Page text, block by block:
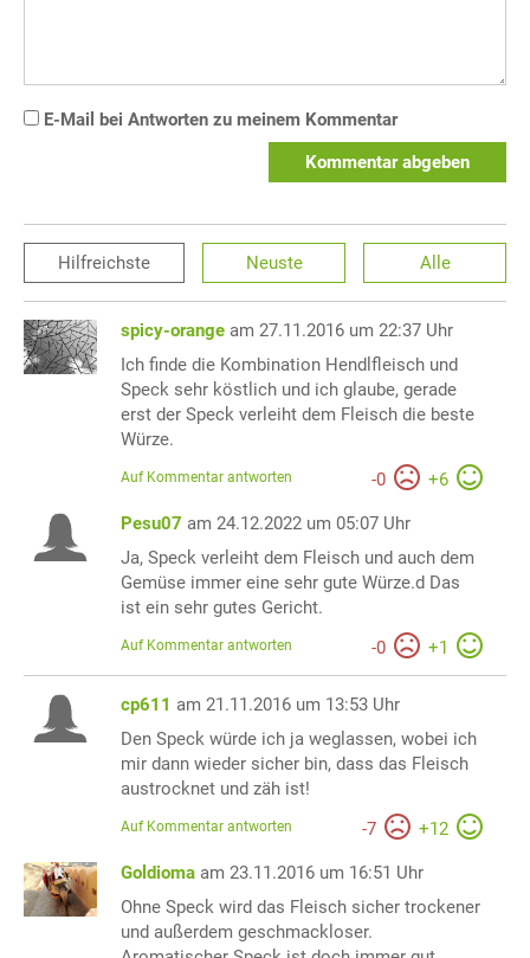
E-Mail bei Antworten zu meinem Kommentar
Kommentar abgeben
Hilfreichste Neuste Alle
spicy-orange am 27.11.2016 um 22:37 Uhr
Ich finde die Kombination Hendlfleisch und
Speck sehr köstlich und ich glaube, gerade
erst der Speck verleiht dem Fleisch die beste
Würze.
-0 +6
Auf Kommentar antworten
Pesu07 am 24.12.2022 um 05:07 Uhr
Ja, Speck verleiht dem Fleisch und auch dem
Gemüse immer eine sehr gute Würze.d Das
ist ein sehr gutes Gericht.
-0 +1
Auf Kommentar antworten
cp611 am 21.11.2016 um 13:53 Uhr
Den Speck würde ich ja weglassen, wobei ich
mir dann wieder sicher bin, dass das Fleisch
austrocknet und zäh ist!
-7 +12
Auf Kommentar antworten
Goldioma am 23.11.2016 um 16:51 Uhr
Ohne Speck wird das Fleisch sicher trockener
und außerdem geschmackloser.